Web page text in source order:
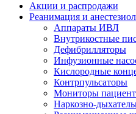
Акции и распродажи
Реанимация и
Аппараты ИВЛ
Внутрикостные
Дефибрилляторы
Инфузионные
Кислородные
Контрпульсаторы
Мониторы
Наркозно-